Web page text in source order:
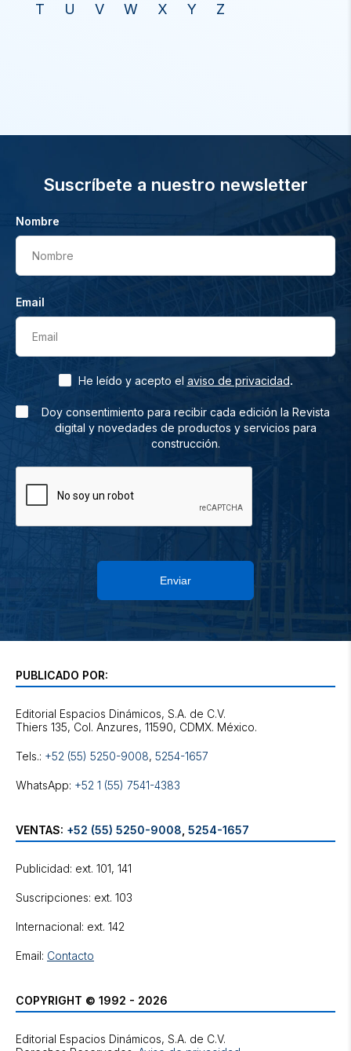
T
U V W X Y Z
Suscríbete a nuestro newsletter
Nombre
Nombre
Email
Email
He leído y acepto el aviso de privacidad.
Doy consentimiento para recibir cada edición la Revista
digital y novedades de productos y servicios para
construcción.
Enviar
PUBLICADO POR:
Editorial Espacios Dinámicos, S.A. de C.V.
Tels.: +52 (55) 5250-9008, 5254-1657
WhatsApp: +52 1 (55) 7541-4383
VENTAS: +52 (55) 5250-9008 5254-1657
Publicidad: ext. 101, 141
Suscripciones: ext. 103
Internacional: ext. 142
Email: Contacto
COPYRIGHT © 1992 - 2026
Editorial Espacios Dinámicos, S.A. de C.V.